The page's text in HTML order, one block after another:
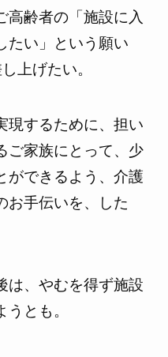
高齢者の「施設に入
たい」という願い
上げたい。
現するために、担い
ご家族にとって、少
ができるよう、介護
お手伝いを、した
は、やむを得ず施設
とも。